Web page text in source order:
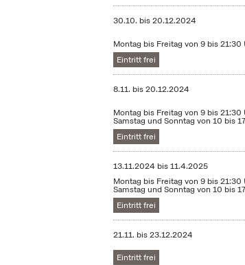
30.10. bis20.12.2024
Montag bis Freitag von 9 bis 21:30
Eintritt frei
8.11. bis20.12.2024
Montag bis Freitag von 9 bis 21:30
Samstag und Sonntag von 10 bis
Eintritt frei
13.11.2024 bis11.4.2025
Montag bis Freitag von 9 bis 21:30
Samstag und Sonntag von 10 bis
Eintritt frei
21.11. bis23.12.2024
Eintritt frei